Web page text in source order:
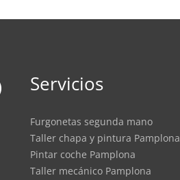
Servicios
Furgonetas segunda mano
Taller chapa y pintura Pamplona
Pintar coche Pamplona
Taller mecánico Pamplona